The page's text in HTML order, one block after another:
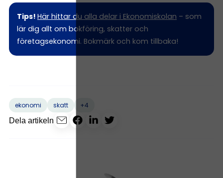
Tips! Här hittar du alla delar i Ekonomiskolan – som
lär dig allt om bokföring, skatter och
företagsekonomi. Bokmärk och kom tillbaka!
ekonomi skatt
+4
Dela artikeln